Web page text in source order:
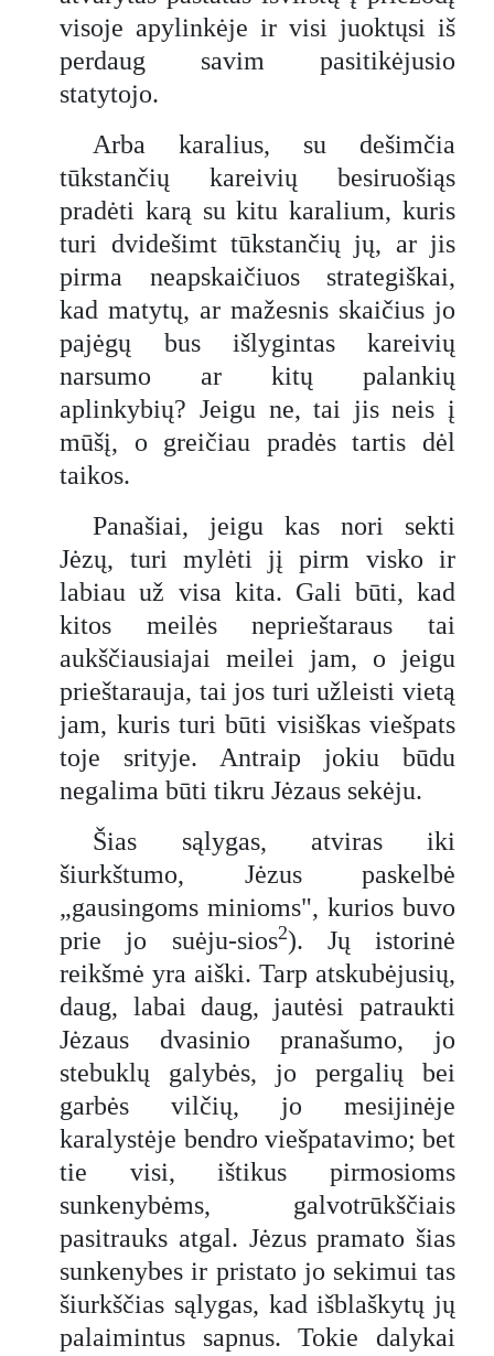
visoje apylinkėje ir visi juoktųsi iš
perdaug savim pasitikėjusio
statytojo.
Arba karalius, su dešimčia
tūkstančių kareivių besiruošiąs
pradėti karą su kitu karalium, kuris
turi dvidešimt tūkstančių jų, ar jis
pirma neapskaičiuos strategiškai,
kad matytų, ar mažesnis skaičius jo
pajėgų bus išlygintas kareivių
narsumo ar kitų palankių
aplinkybių? Jeigu ne, tai jis neis į
mūšį, o greičiau pradės tartis dėl
taikos.
Panašiai, jeigu kas nori sekti
Jėzų, turi mylėti jį pirm visko ir
labiau už visa kita. Gali būti, kad
kitos meilės neprieštaraus tai
aukščiausiajai meilei jam, o jeigu
prieštarauja, tai jos turi užleisti vietą
jam, kuris turi būti visiškas viešpats
toje srityje. Antraip jokiu būdu
negalima būti tikru Jėzaus sekėju.
Šias sąlygas, atviras iki
šiurkštumo, Jėzus paskelbė
„gausingoms minioms", kurios buvo
prie jo suėju-sios2). Jų istorinė
reikšmė yra aiški. Tarp atskubėjusių,
daug, labai daug, jautėsi patraukti
Jėzaus dvasinio pranašumo, jo
stebuklų galybės, jo pergalių bei
garbės vilčių, jo mesijinėje
karalystėje bendro viešpatavimo; bet
tie visi, ištikus pirmosioms
sunkenybėms, galvotrūkščiais
pasitrauks atgal. Jėzus pramato šias
sunkenybes ir pristato jo sekimui tas
šiurkščias sąlygas, kad išblaškytų jų
palaimintus sapnus. Tokie dalykai